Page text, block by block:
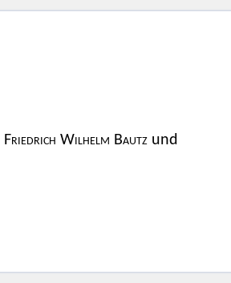
Friedrich Wilhelm Bautzund